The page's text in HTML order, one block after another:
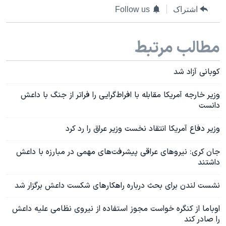
اشتراک Follow us
مطالب مرتبط
کوبانی آزاد شد
وزیر خارجه آمریکا مقابله با افراط‌گرایی را فراتر از جنگ با داعش
دانست
وزیر دفاع آمریکا انتقاد نخست وزیر عراق را رد کرد
جان کری: نیروهای عراقی پیشرفت‌های مهمی در مبارزه با داعش
داشتند
نشست لندن برای بحث درباره راهکارهای شکست داعش برگزار شد
اوباما از کنگره خواست مجوز استفاده از نیروی نظامی علیه داعش
را صادر کند